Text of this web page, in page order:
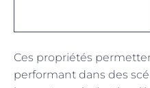
Ces propriétés
performant dans des